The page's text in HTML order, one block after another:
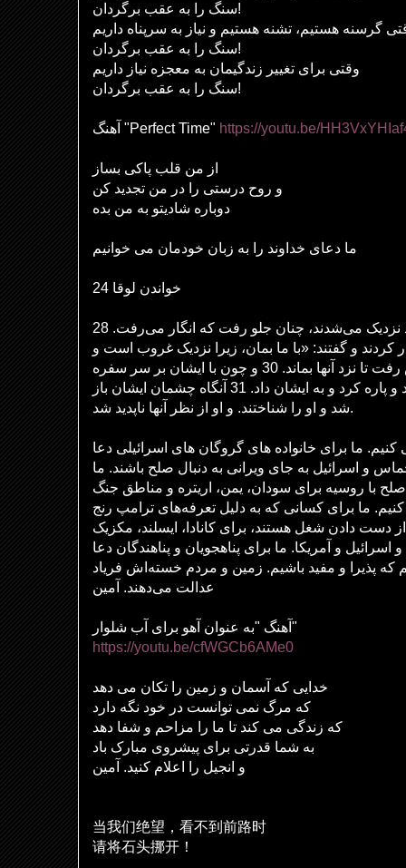
سنگ را به عقب برگردان!
گرسنه هستیم، تشنه هستیم و نیاز به سرپناه داریم
سنگ را به عقب برگردان!
وقتی برای تغییر زندگیمان به معجزه نیاز داریم
سنگ را به عقب برگردان!
آهنگ "Perfect Time" https://youtu.be/
از من قلب پاکی بساز
و روح درستی را در من تجدید کن
دوباره شادیتو به من بده
ما دعای خداوند را به زبان خودمان می خوانیم
خواندن لوقا 24
28 چون به دهکده‌ای که می‌رفتند نزدیک می‌شدند، چنان جلو رفت که انگار می‌رفت.
کردند و گفتند: «با ما بمان، زیرا نزدیک غروب است و
روز به پایان رسیده است.» پس رفت تا نزد آنها بماند. 30 و چون با ایشان بر سر سفره
بود، نان را برگرفت و برکت داد و پاره کرد و به ایشان داد. 31 آنگاه چشمان ایشان باز
شد و او را شناختند. و او از نظر آنها ناپدید شد.
ما برای خانواده های گروگان های اسرائیلی دعا
و اسرائیل به جای ویرانی به دنبال صلح باشند. ما
صلح با روسیه برای سودان، یمن، اریتره و مناطق جنگ
ما برای کسانی که به دلیل تعرفه‌های ترامپ رنج
دست دادن شغل هستند، برای کانادا، ایسلند، مکزیک
اسرائیل و آمریکا. ما برای پناهجویان و پناهندگان دعا
پذیرا و مفید باشیم. زمین و مردم خسته‌اش فریاد
عدالت می‌دهند. آمین
آهنگ "به عنوان آهو برای آب شلوار"
https://youtu.be/cfWGCb6AMe0
خدایی که آسمان و زمین را تکان می دهد
که مرگ نمی توانست در خود نگه دارد
که زندگی می کند تا ما را مزاحم و شفا دهد
به شما قدرتی برای پیشروی مبارک باد
و انجیل را اعلام کنید. آمین
当我们绝望，看不到前路时
请将石头挪开！